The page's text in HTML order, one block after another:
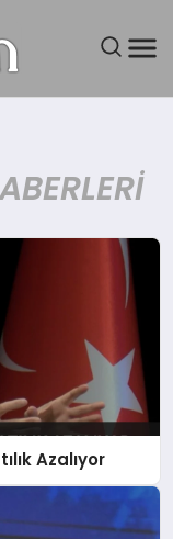
Azalıyor